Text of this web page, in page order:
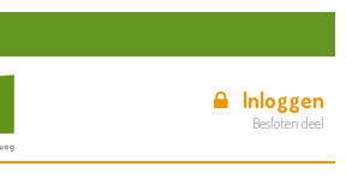
Inloggen
Besloten deel